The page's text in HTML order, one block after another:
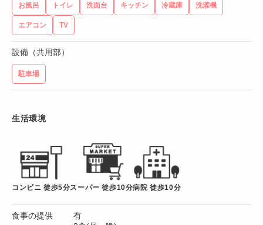
お風呂 トイレ 洗面台 キッチン 冷蔵庫 洗濯機
エアコン TV
設備（共用部）
駐車場
生活環境
コンビニ 徒歩5分スーパー 徒歩10分病院 徒歩10分
食事の提供
有